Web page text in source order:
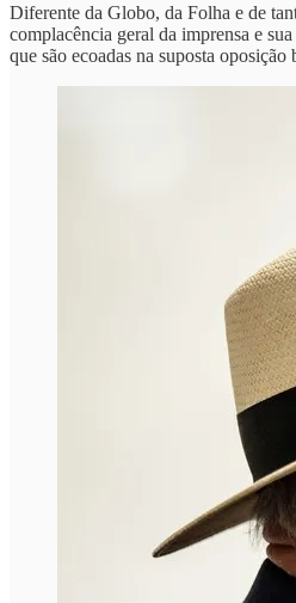
Diferente da Globo, da Folha e de
complacência geral da imprensa e
que são ecoadas na suposta